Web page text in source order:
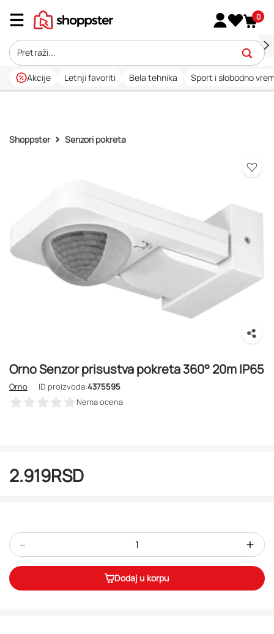
0
Akcije Letnji favoriti Bela tehnika Sport i slobodno
Shoppster Senzori pokreta
Orno Senzor prisustva pokreta 360° 20m IP65
Orno ID proizvoda:4375595
Nema ocena
2.919RSD
- +
Dodaj u korpu